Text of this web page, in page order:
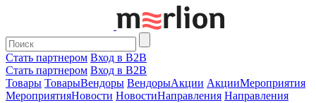
Стать партнером Вход в B2B
Стать партнером Вход в B2B
Товары ТоварыВендоры ВендорыАкции АкцииМероприятия
МероприятияНовости НовостиНаправления Направления